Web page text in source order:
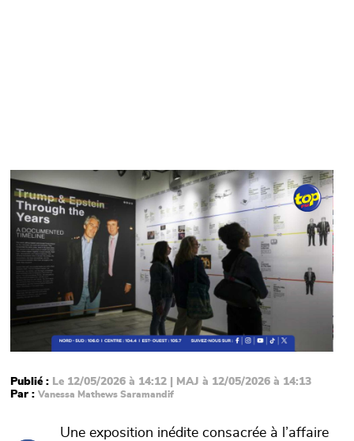
Main picture
Publié : Le 12/05/2026 à 14:12 | MAJ à 12/05/2026 à 14:13
Par :Vanessa Mathews Saramandif
Une exposition inédite consacrée à l’affaire